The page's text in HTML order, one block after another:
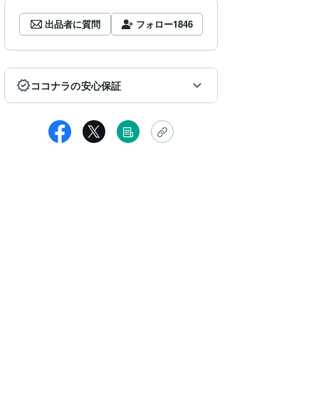
出品者に質問 フォロー1846
ココナラの安心保証